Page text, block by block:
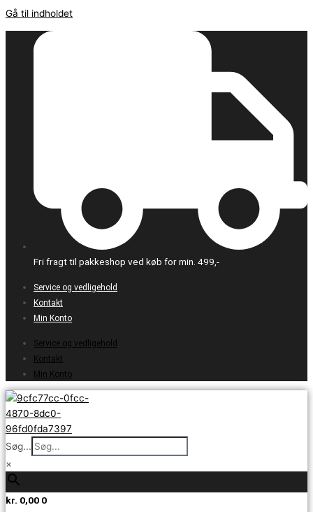
Gå til indholdet
Fri fragt til pakkeshop ved køb for min. 499,-
Service og vedligehold
Kontakt
Min Konto
Service og vedligehold
Kontakt
Min Konto
Søg...
×
kr. 0,00 0